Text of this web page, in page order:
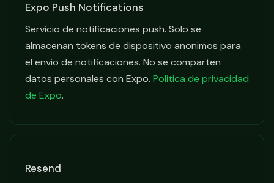
Expo Push Notifications
Servicio de notificaciones push. Solo se
almacenan tokens de dispositivo anonimos para
el envio de notificaciones. No se comparten
datos personales con Expo. Politica de privacidad
de Expo.
Resend